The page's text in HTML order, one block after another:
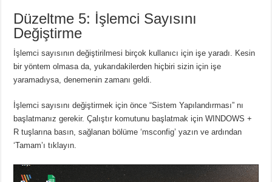
Düzeltme 5: İşlemci Sayısını
Değiştirme
İşlemci sayısının değiştirilmesi birçok kullanıcı için işe yaradı. Kesin
bir yöntem olmasa da, yukarıdakilerden hiçbiri sizin için işe
yaramadıysa, denemenin zamanı geldi.
İşlemci sayısını değiştirmek için önce “Sistem Yapılandırması” nı
başlatmanız gerekir. Çalıştır komutunu başlatmak için WINDOWS +
R tuşlarına basın, sağlanan bölüme ‘msconfig’ yazın ve ardından
‘Tamam’ı tıklayın.